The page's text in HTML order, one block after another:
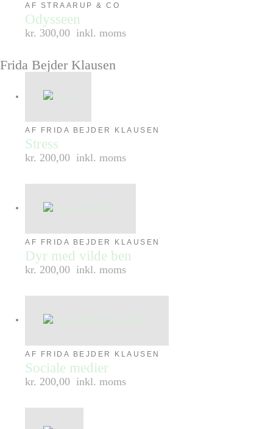
AF STRAARUP & CO
Odysseen
kr. 300,00 inkl. moms
Frida Bejder Klausen
AF FRIDA BEJDER KLAUSEN
Stress
kr. 200,00 inkl. moms
AF FRIDA BEJDER KLAUSEN
Dyr med vilde ben
kr. 200,00 inkl. moms
AF FRIDA BEJDER KLAUSEN
Sociale medier
kr. 200,00 inkl. moms